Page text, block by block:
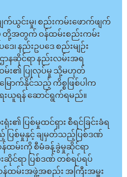
က်ယွင်းမှု၊ စည်းကမ်းဖောက်ဖျက်
တို့အတွက် ဝန်ထမ်းစည်းကမ်း
ေ၊ နည်းဥပဒေ စည်းမျဉ်း
ာနဆိုင်ရာ နည်းလမ်းအရ
မ်း၏ ပြုလုပ်မှု သို့မဟုတ်
ောက်နိုင်သည့် ကိစ္စဖြစ်ပါက
းယူရန် ဆောင်ရွက်ရမည်။
၏ ပြစ်မှုထင်ရှား စီရင်ခြင်းခံရ
ပြစ်မှုနှင့် ချမှတ်သည့်ပြစ်ဒဏ်
ထမ်းကို စီမံခန့်ခွဲမှုဆိုင်ရာ
င်ရာ ပြစ်ဒဏ် တစ်ရပ်ရပ်
န်ထမ်းအဖွဲ့အစည်း အကြီးအမှူး